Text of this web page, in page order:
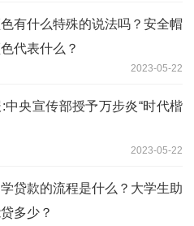
有什么特殊的说法吗？安全帽
代表什么？
2023-05-22
中央宣传部授予万步炎“时代楷
2023-05-22
贷款的流程是什么？大学生助
多少？